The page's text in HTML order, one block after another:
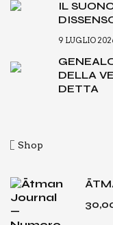
IL
9 LUGLIO
DEL­LA
DET­TA
Shop